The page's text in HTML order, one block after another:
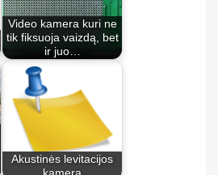
Video kamera kuri ne
tik fiksuoja vaizdą, bet
ir juo…
Akustinės levitacijos